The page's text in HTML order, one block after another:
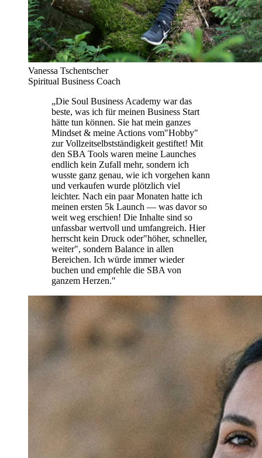
Vanessa Tschentscher
Spiritual Business Coach
„Die Soul Business Academy war das
beste, was ich für meinen Business Start
hätte tun können. Sie hat mein ganzes
Mindset & meine Actions vom"Hobby"
zur Vollzeitselbstständigkeit gestiftet! Mit
den SBA Tools waren meine Launches
endlich kein Zufall mehr, sondern ich
wusste ganz genau, wie ich vorgehen kann
und verkaufen wurde plötzlich viel
leichter. Nach ein paar Monaten hatte ich
meinen ersten 5k Launch — was davor so
weit weg erschien! Die Inhalte sind so
unfassbar wertvoll und umfangreich. Hier
herrscht kein Druck oder"höher, schneller,
weiter", sondern Balance in allen
Bereichen. Ich würde immer wieder
buchen und empfehle die SBA von
ganzem Herzen."